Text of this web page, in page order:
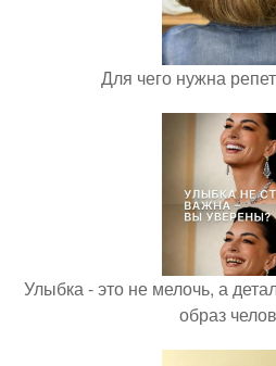
Для чего нужна
Улыбка - это не мелочь, а
образ